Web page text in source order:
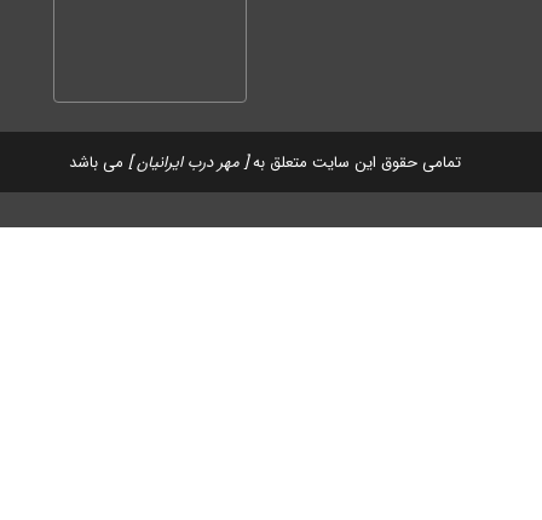
تمامی حقوق این سایت متعلق به[ مهر درب ایرانیان ] می باشد